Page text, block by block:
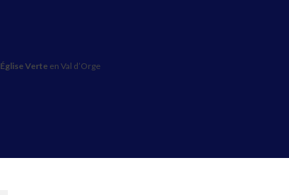
Église Verteen Val d’Orge